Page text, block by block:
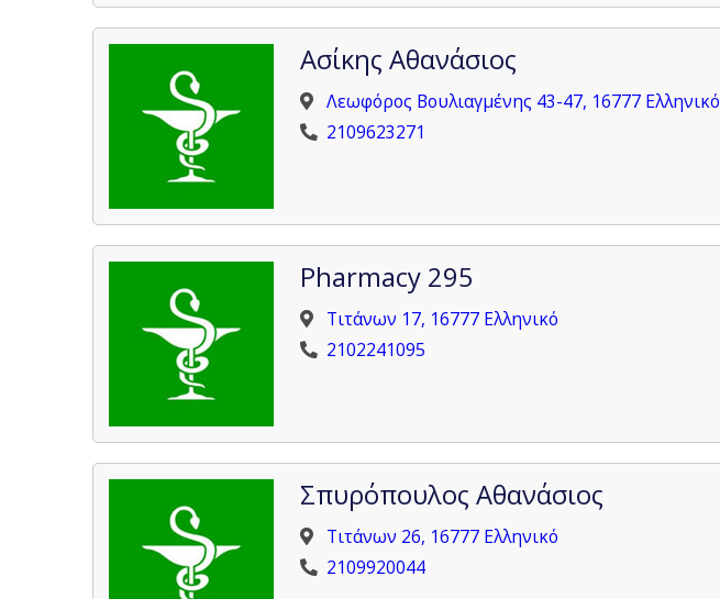
Ασίκης Αθανάσιος
Λεωφόρος Βουλιαγμένης 43-47, 16777 Ελληνικό
2109623271
Pharmacy 295
Τιτάνων 17, 16777 Ελληνικό
2102241095
Σπυρόπουλος Αθανάσιος
Τιτάνων 26, 16777 Ελληνικό
2109920044